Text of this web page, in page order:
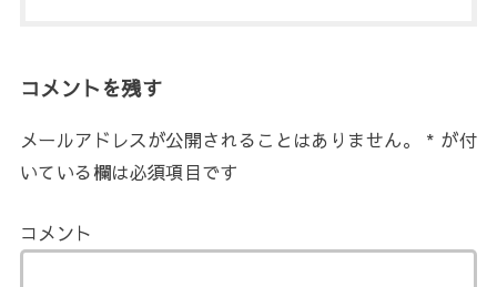
コメントを残す
メールアドレスが公開されることはありません。 * が付
いている欄は必須項目です
コメント